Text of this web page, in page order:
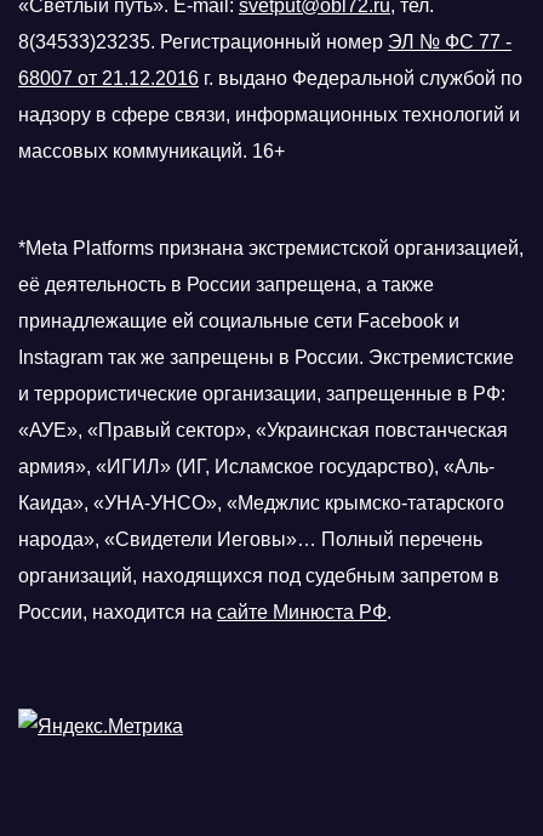
«Светлый путь». E-mail: svetput@obl72.ru, тел.
8(34533)23235. Регистрационный номер ЭЛ № ФС 77 -
68007 от 21.12.2016 г. выдано Федеральной службой по
надзору в сфере связи, информационных технологий и
массовых коммуникаций. 16+
*Meta Platforms признана экстремистской организацией,
её деятельность в России запрещена, а также
принадлежащие ей социальные сети Facebook и
Instagram так же запрещены в России. Экстремистские
и террористические организации, запрещенные в РФ:
«АУЕ», «Правый сектор», «Украинская повстанческая
армия», «ИГИЛ» (ИГ, Исламское государство), «Аль-
Каида», «УНА-УНСО», «Меджлис крымско-татарского
народа», «Свидетели Иеговы»… Полный перечень
организаций, находящихся под судебным запретом в
России, находится на сайте Минюста РФ.